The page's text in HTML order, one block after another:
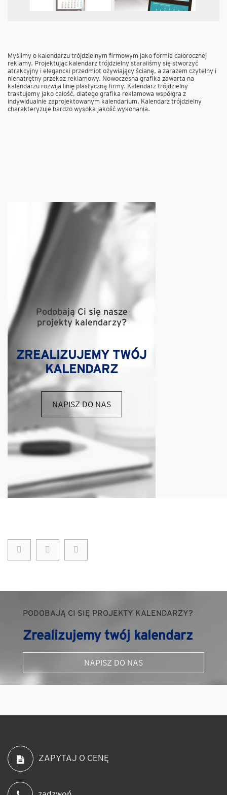
Myślimy o kalendarzu trójdzielnym firmowym jako formie całorocznej
reklamy. Projektując kalendarz trójdzielny staraliśmy się stworzyć
atrakcyjny i elegancki przedmiot ożywiający ścianę, a zarazem czytelny i
nienatrętny przekaz reklamowy. Nowoczesna grafika zawarta na
kalendarzu rozwija linię plastyczną firmy. Kalendarz trójdzielny
traktujemy jako całość, dlatego grafika reklamowa współgra z
indywidualnie zaprojektowanym kalendarium. Kalendarz trójdzielny
charakteryzuje bardzo wysoka jakość wykonania.
Podobają Ci się nasze
projekty kalendarzy?
ZREALIZUJEMY TWÓJ
KALENDARZ
NAPISZ DO NAS
PODOBAJĄ CI SIĘ PROJEKTY KALENDARZY?
Zrealizujemy twój kalendarz
NAPISZ DO NAS
ZAPYTAJ O CENĘ